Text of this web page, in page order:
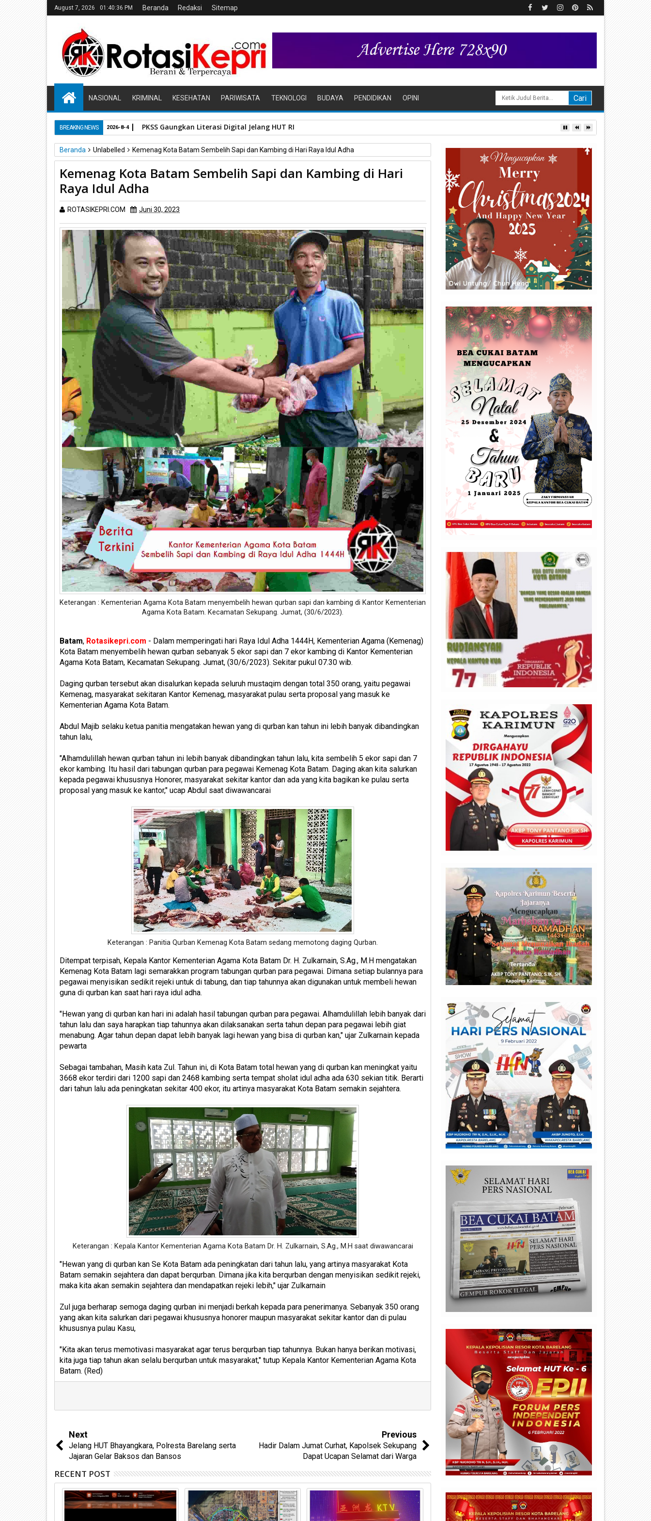
August 7, 2026 01:40:37 PM Beranda Redaksi Sitemap
NASIONAL KRIMINAL KESEHATAN PARIWISATA TEKNOLOGI BUDAYA PENDIDIKAN OPINI
BREAKING NEWS PKSS Gaungkan Literasi Digital Jelang HUT RI
2026-8-4
Beranda Unlabelled Kemenag Kota Batam Sembelih Sapi dan Kambing di Hari Raya Idul Adha
Kemenag Kota Batam Sembelih Sapi dan Kambing di Hari
Raya Idul Adha
ROTASIKEPRI.COM Juni 30, 2023
Keterangan : Kementerian Agama Kota Batam menyembelih hewan qurban sapi dan kambing di Kantor Kementerian
Agama Kota Batam. Kecamatan Sekupang. Jumat, (30/6/2023).
Batam, Rotasikepri.com - Dalam memperingati hari Raya Idul Adha 1444H, Kementerian Agama (Kemenag)
Kota Batam menyembelih hewan qurban sebanyak 5 ekor sapi dan 7 ekor kambing di Kantor Kementerian
Agama Kota Batam, Kecamatan Sekupang. Jumat, (30/6/2023). Sekitar pukul 07.30 wib.
Daging qurban tersebut akan disalurkan kepada seluruh mustaqim dengan total 350 orang, yaitu pegawai
Kemenag, masyarakat sekitaran Kantor Kemenag, masyarakat pulau serta proposal yang masuk ke
Kementerian Agama Kota Batam.
Abdul Majib selaku ketua panitia mengatakan hewan yang di qurban kan tahun ini lebih banyak dibandingkan
tahun lalu,
"Alhamdulillah hewan qurban tahun ini lebih banyak dibandingkan tahun lalu, kita sembelih 5 ekor sapi dan 7
ekor kambing. Itu hasil dari tabungan qurban para pegawai Kemenag Kota Batam. Daging akan kita salurkan
kepada pegawai khususnya Honorer, masyarakat sekitar kantor dan ada yang kita bagikan ke pulau serta
proposal yang masuk ke kantor," ucap Abdul saat diwawancarai
Keterangan : Panitia Qurban Kemenag Kota Batam sedang memotong daging Qurban.
Ditempat terpisah, Kepala Kantor Kementerian Agama Kota Batam Dr. H. Zulkarnain, S.Ag., M.H mengatakan
Kemenag Kota Batam lagi semarakkan program tabungan qurban para pegawai. Dimana setiap bulannya para
pegawai menyisikan sedikit rejeki untuk di tabung, dan tiap tahunnya akan digunakan untuk membeli hewan
guna di qurban kan saat hari raya idul adha.
"Hewan yang di qurban kan hari ini adalah hasil tabungan qurban para pegawai. Alhamdulillah lebih banyak dari
tahun lalu dan saya harapkan tiap tahunnya akan dilaksanakan serta tahun depan para pegawai lebih giat
menabung. Agar tahun depan dapat lebih banyak lagi hewan yang bisa di qurban kan," ujar Zulkarnain kepada
pewarta
Sebagai tambahan, Masih kata Zul. Tahun ini, di Kota Batam total hewan yang di qurban kan meningkat yaitu
3668 ekor terdiri dari 1200 sapi dan 2468 kambing serta tempat sholat idul adha ada 630 sekian titik. Berarti
dari tahun lalu ada peningkatan sekitar 400 ekor, itu artinya masyarakat Kota Batam semakin sejahtera.
Keterangan : Kepala Kantor Kementerian Agama Kota Batam Dr. H. Zulkarnain, S.Ag., M.H saat diwawancarai
"Hewan yang di qurban kan Se Kota Batam ada peningkatan dari tahun lalu, yang artinya masyarakat Kota
Batam semakin sejahtera dan dapat berqurban. Dimana jika kita berqurban dengan menyisikan sedikit rejeki,
maka kita akan semakin sejahtera dan mendapatkan rejeki lebih," ujar Zulkarnain
Zul juga berharap semoga daging qurban ini menjadi berkah kepada para penerimanya. Sebanyak 350 orang
yang akan kita salurkan dari pegawai khususnya honorer maupun masyarakat sekitar kantor dan di pulau
khususnya pulau Kasu,
"Kita akan terus memotivasi masyarakat agar terus berqurban tiap tahunnya. Bukan hanya berikan motivasi,
kita juga tiap tahun akan selalu berqurban untuk masyarakat," tutup Kepala Kantor Kementerian Agama Kota
Batam. (Red)
Next
Jelang HUT Bhayangkara, Polresta Barelang serta
Jajaran Gelar Baksos dan Bansos
Previous
Hadir Dalam Jumat Curhat, Kapolsek Sekupang
Dapat Ucapan Selamat dari Warga
RECENT POST